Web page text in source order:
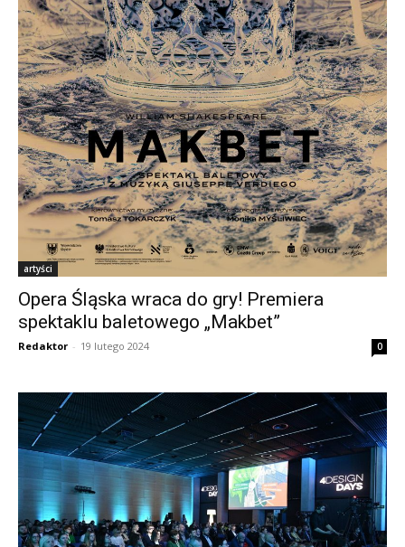
artyści
Opera Śląska wraca do gry! Premiera
spektaklu baletowego „Makbet”
Redaktor - 19 lutego 2024 0